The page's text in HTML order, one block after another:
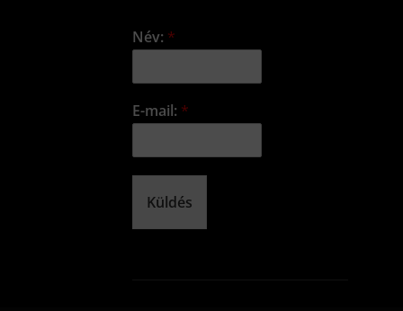
Név: *
E-mail: *
Küldés